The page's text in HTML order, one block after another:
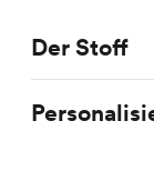
Der Stoff